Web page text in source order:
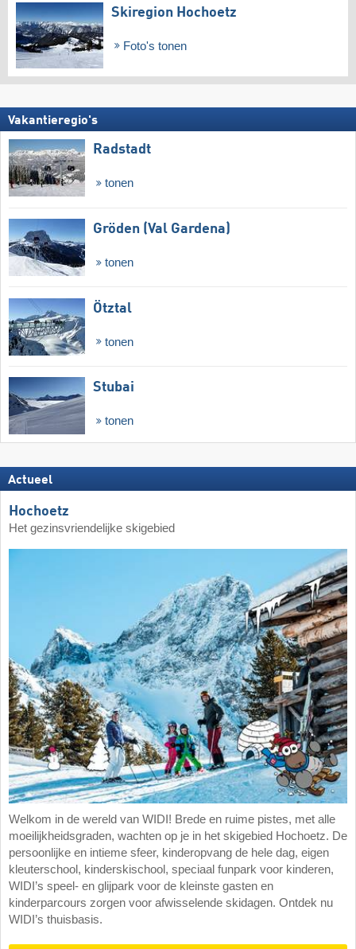
Skiregion Hochoetz
Foto's tonen
Vakantieregio's
Radstadt
tonen
Gröden (Val Gardena)
tonen
Ötztal
tonen
Stubai
tonen
Actueel
Hochoetz
Het gezinsvriendelijke skigebied
Welkom in de wereld van WIDI! Brede en ruime pistes, met alle
moeilijkheidsgraden, wachten op je in het skigebied Hochoetz. De
persoonlijke en intieme sfeer, kinderopvang de hele dag, eigen
kleuterschool, kinderskischool, speciaal funpark voor kinderen,
WIDI’s speel- en glijpark voor de kleinste gasten en
kinderparcours zorgen voor afwisselende skidagen. Ontdek nu
WIDI’s thuisbasis.